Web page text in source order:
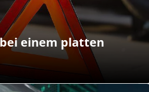
einem platten